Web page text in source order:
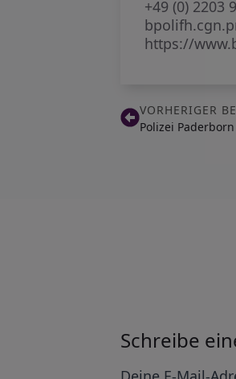
+49 (0) 2203
https://
VORHERIGER
Polizei
Schreibe